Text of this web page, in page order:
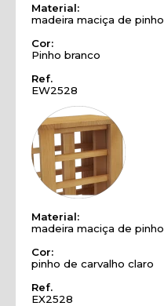
Material:
madeira maciça de pinho
Cor:
Pinho branco
Ref.
EW2528
Material:
madeira maciça de pinho
Cor:
pinho de carvalho claro
Ref.
EX2528